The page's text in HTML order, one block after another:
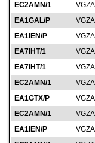
EC2AMN/1
EA1GAL/P
EA1IEN/P
EA7IHT/1
EA7IHT/1
EC2AMN/1
EA1GTX/P
EC2AMN/1
EA1IEN/P